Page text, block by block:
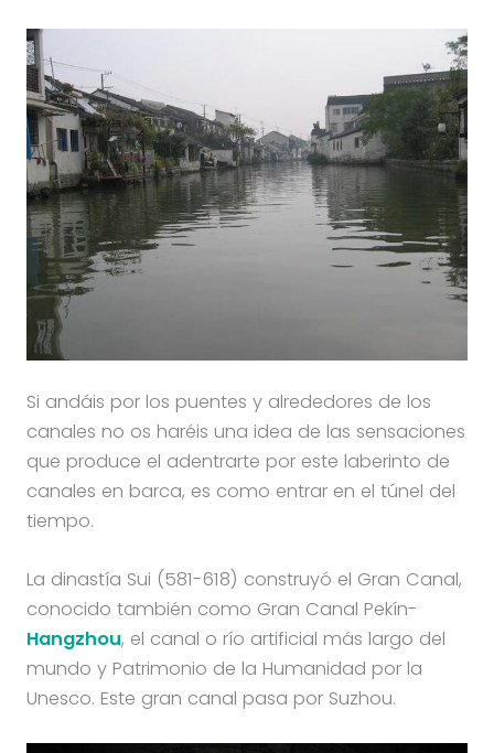
Si andáis por los puentes y alrededores de los
canales no os haréis una idea de las sensaciones
que produce el adentrarte por este laberinto de
canales en barca, es como entrar en el túnel del
tiempo.
La dinastía Sui (581-618) construyó el Gran Canal,
conocido también como Gran Canal Pekín-
Hangzhou, el canal o río artificial más largo del
mundo y Patrimonio de la Humanidad por la
Unesco. Este gran canal pasa por Suzhou.